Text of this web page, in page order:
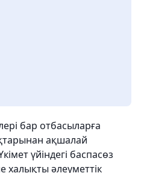
бар отбасыларға
ақшалай
үйіндегі баспасөз
халықты әлеуметтік